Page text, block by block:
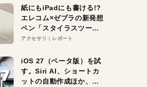
紙にもiPadにも書ける!?
エレコム×ゼブラの新発想
ペン「スタイラスツーウ
ェイ」レビュー。持ち替
アクセサリ レポート
iOS 27（ベータ版）を試
す。Siri AI、ショートカ
ットの自動作成ほか、期